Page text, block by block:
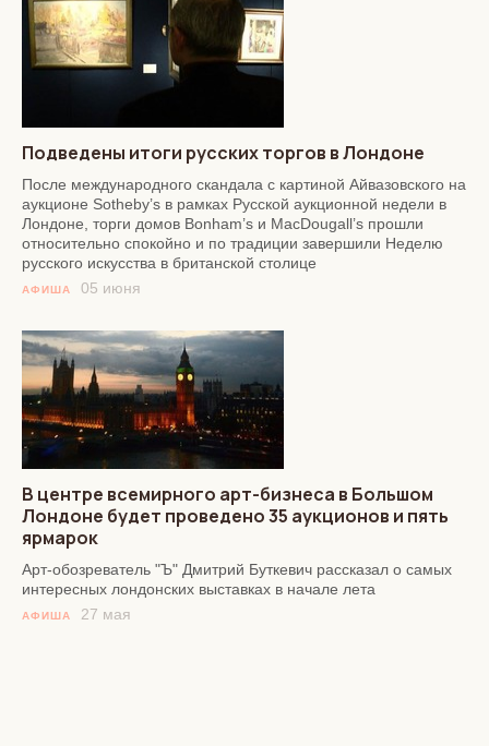
Подведены итоги русских торгов в Лондоне
После международного скандала с картиной Айвазовского на
аукционе Sotheby’s в рамках Русской аукционной недели в
Лондоне, торги домов Bonham’s и MacDougall’s прошли
относительно спокойно и по традиции завершили Неделю
русского искусства в британской столице
АФИША 05 июня
В центре всемирного арт-бизнеса в Большом
Лондоне будет проведено 35 аукционов и пять
ярмарок
Арт-обозреватель "Ъ" Дмитрий Буткевич рассказал о самых
интересных лондонских выставках в начале лета
АФИША 27 мая